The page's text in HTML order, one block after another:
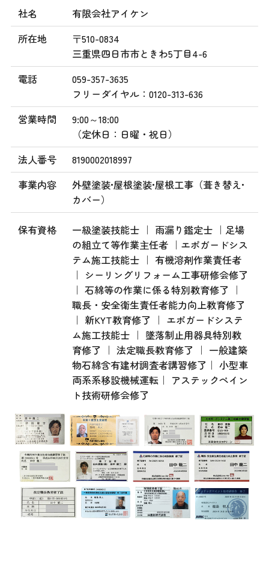
社名
有限会社アイケン
所在地
〒510-0834
三重県四日市市ときわ5丁目4-6
電話
059-357-3635
フリーダイヤル：0120-313-636
営業時間
9:00～18:00
（定休日：日曜・祝日）
法人番号
8190002018997
事業内容
外壁塗装•屋根塗装•屋根工事（葺き替え•
カバー）
保有資格
一級塗装技能士 ｜ 雨漏り鑑定士 ｜足場
の組立て等作業主任者 ｜エポガードシス
テム施工技能士 ｜ 有機溶剤作業責任者
｜ シーリングリフォーム工事研修会修了
｜ 石綿等の作業に係る特別教育修了 ｜
職長・安全衛生責任者能力向上教育修了
｜ 新KYT教育修了 ｜ エポガードシステ
ム施工技能士 ｜ 墜落制止用器具特別教
育修了 ｜ 法定職長教育修了 ｜ 一般建築
物石綿含有建材調査者講習修了｜ 小型車
両系系移設機械運転｜ アステックペイン
ト技術研修会修了